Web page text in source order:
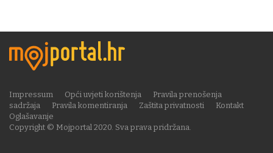
Copyright © Mojportal 2020. Sva prava pridržana.
Impressum Opći uvjeti korištenja
Pravila prenošenja
sadržaja
Pravila komentiranja Zaštita privatnosti
Kontakt
Oglašavanje